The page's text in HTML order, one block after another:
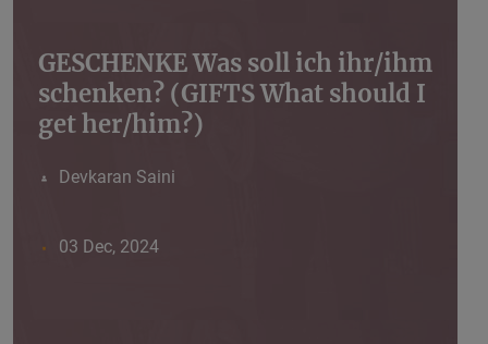
GESCHENKE Was soll ich ihr/ihm
schenken? (GIFTS What should I
get her/him?)
Devkaran Saini
03 Dec, 2024